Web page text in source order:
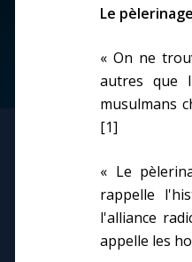
Mes intentions de
Une Minute avec Marie
Le
« On ne
autres que
musulmans
[1]
« Le
rappelle
l'alliance
appelle les